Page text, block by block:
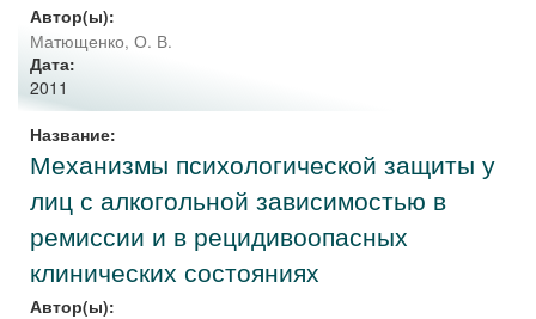
Автор(ы):
Матющенко, О. В.
Дата:
2011
Название:
Механизмы психологической защиты у
лиц с алкогольной зависимостью в
ремиссии и в рецидивоопасных
клинических состояниях
Автор(ы):